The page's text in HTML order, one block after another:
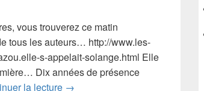
vous trouverez ce matin
tous les auteurs… http://www.les-
s-appelait-solange.html Elle
Dix années de présence
la lecture Un ange nous a quittés
→